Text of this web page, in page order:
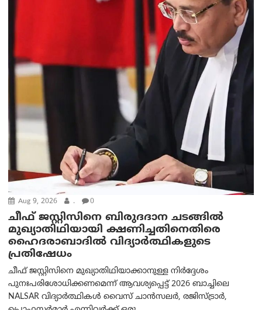
Aug 9, 2026 . 0
ചീഫ് ജസ്റ്റിസിനെ ബിരുദദാന ചടങ്ങില്‍
മുഖ്യാതിഥിയായി ക്ഷണിച്ചതിനെതിരെ
ഹൈദരാബാദില്‍ വിദ്യാർത്ഥികളുടെ
പ്രതിഷേധം
ചീഫ് ജസ്റ്റിസിനെ മുഖ്യാതിഥിയാക്കാനുള്ള നിർദ്ദേശം
പുനഃപരിശോധിക്കണമെന്ന് ആവശ്യപ്പെട്ട് 2026 ബാച്ചിലെ
NALSAR വിദ്യാർത്ഥികൾ വൈസ് ചാൻസലർ, രജിസ്ട്രാർ,